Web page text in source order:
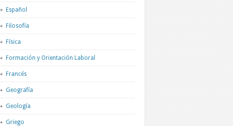
Español
Filosofía
Física
Formación y Orientación Laboral
Francés
Geografía
Geología
Griego